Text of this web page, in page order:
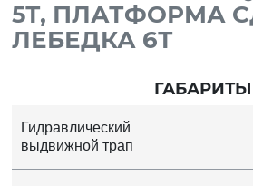
5Т, ПЛАТФОРМА
ЛЕБЕДКА 6Т
ГАБАРИТЫ
Гидравлический
выдвижной трап